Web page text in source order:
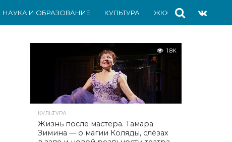
НАУКА И ОБРАЗОВАНИЕ КУЛЬТУРА ЖКХ СПОРТ
1.8K
КУЛЬТУРА
Жизнь после мастера. Тамара
Зимина — о магии Коляды, слёзах